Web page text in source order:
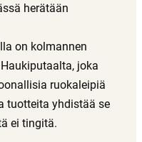
herätään
on kolmannen
joka
ruokaleipiä
tuotteita yhdistää se
ei tingitä.